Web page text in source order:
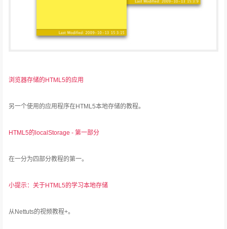
浏览器存储的HTML5的应用
另一个使用的应用程序在HTML5本地存储的教程。
HTML5的localStorage - 第一部分
在一分为四部分教程的第一。
小提示：关于HTML5的学习本地存储
从Nettuts的视频教程+。